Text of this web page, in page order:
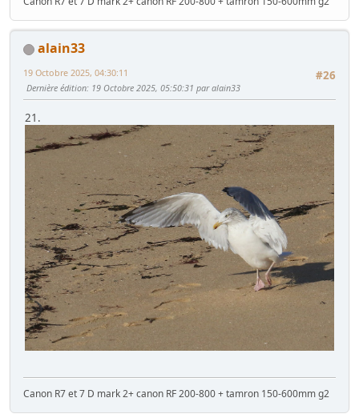
alain33
#26
19 Octobre 2025, 04:30:11
Dernière édition: 19 Octobre 2025, 05:50:31 par alain33
21.
Canon R7 et 7 D mark 2+ canon RF 200-800 + tamron 150-600mm g2